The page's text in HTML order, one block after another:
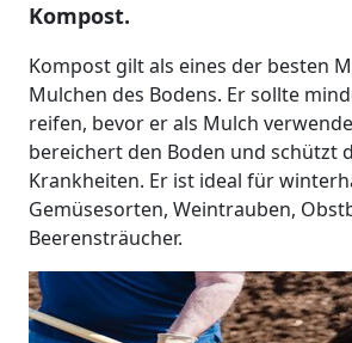
Kompost.
Kompost gilt als eines der besten
Mulchen des Bodens. Er sollte
reifen, bevor er als Mulch
bereichert den Boden und schützt
Krankheiten. Er ist ideal für
Gemüsesorten, Weintrauben,
Beerensträucher.